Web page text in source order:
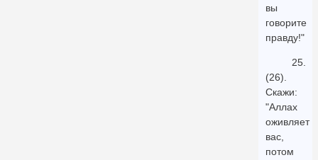
вы
говорите
правду!"
25.
(26).
Скажи:
"Аллах
оживляет
вас,
потом